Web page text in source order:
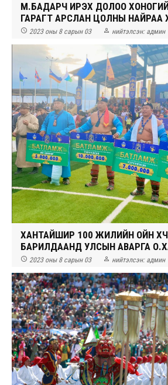
М.БАДАРЧ ИРЭХ ДОЛОО
ГАРАГТ АРСЛАН ЦОЛНЫ НАЙРАА
 2023 оны 8 сарын 03  нийтэлсэн: админ
ХАНТАЙШИР 100 ЖИЛИЙН ОЙН
БАРИЛДААНД УЛСЫН АВАРГА
 2023 оны 8 сарын 03  нийтэлсэн: админ